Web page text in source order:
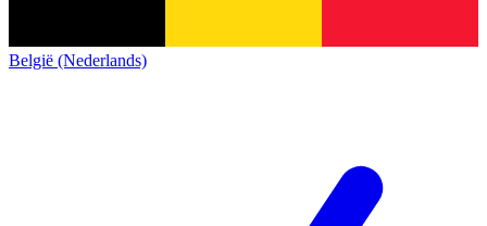
België (Nederlands)